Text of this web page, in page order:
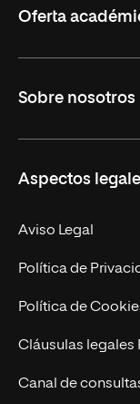
Oferta
Másteres Oficiales
Doctorados
Experto
Postgrados
Cursos
Sobre nosotros
Facultades
Nuestro Equipo
Trabaja en UNIR
Actualidad
UNIR Revista
Eventos
Aspectos
Aviso Legal
Política de
Política de
Cláusulas legales
Canal de